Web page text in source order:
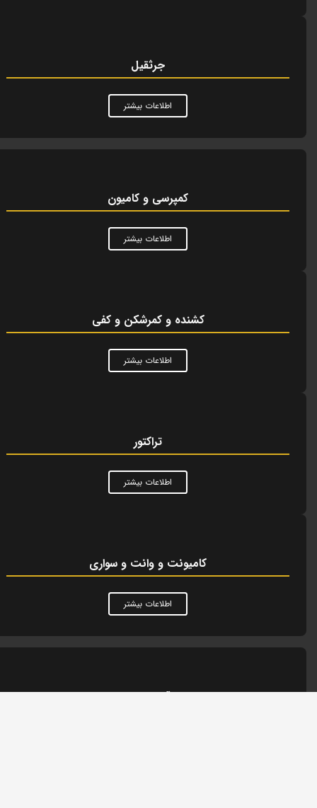
جرثقیل
اطلاعات بیشتر
کمپرسی و کامیون
اطلاعات بیشتر
کشنده و کمرشکن و کفی
اطلاعات بیشتر
تراکتور
اطلاعات بیشتر
کامیونت و وانت و سواری
اطلاعات بیشتر
آمبولانس